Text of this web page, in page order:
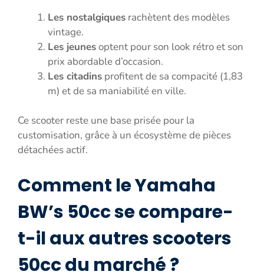
Les nostalgiques rachètent des modèles
vintage.
Les jeunesoptent pour son look rétro et son
prix abordable d’occasion.
Les citadins profitent de sa compacité (1,83
m) et de sa maniabilité en ville.
Ce scooter reste une base prisée pour la
customisation, grâce à un écosystème de pièces
détachées actif.
Comment le Yamaha
BW’s 50cc se compare-
t-il aux autres scooters
50cc du marché ?